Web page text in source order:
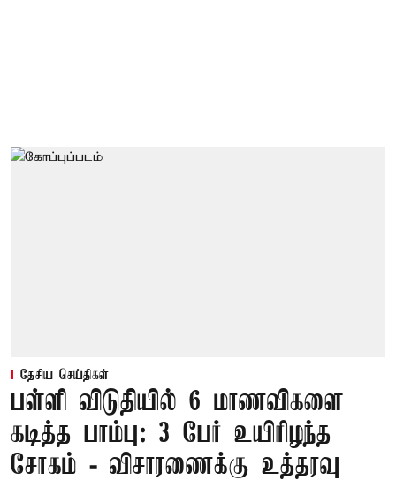
தேசிய செய்திகள்
பள்ளி விடுதியில் 6 மாணவிகளை
கடித்த பாம்பு: 3 பேர் உயிரிழந்த
சோகம் - விசாரணைக்கு உத்தரவு